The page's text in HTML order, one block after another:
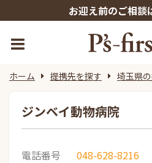
お迎え前のご相
ホーム 提携先を探す 埼玉県
ジンベイ動物病院
電話番号
048-628-8216